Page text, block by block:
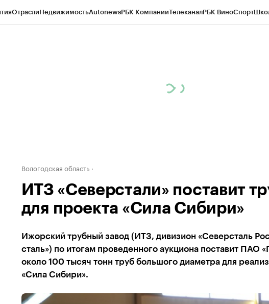
ОтраслиНедвижимостьAutonewsРБК КомпанииТелеканалРБК ВиноСпорт
Вологодская область
ИТЗ «Северстали» поставит
для проекта «Сила Сибири»
Ижорский трубный завод (ИТЗ, дивизион «Северсталь
сталь») по итогам проведенного аукциона поставит ПАО
около 100 тысяч тонн труб большого диаметра для
«Сила Сибири».